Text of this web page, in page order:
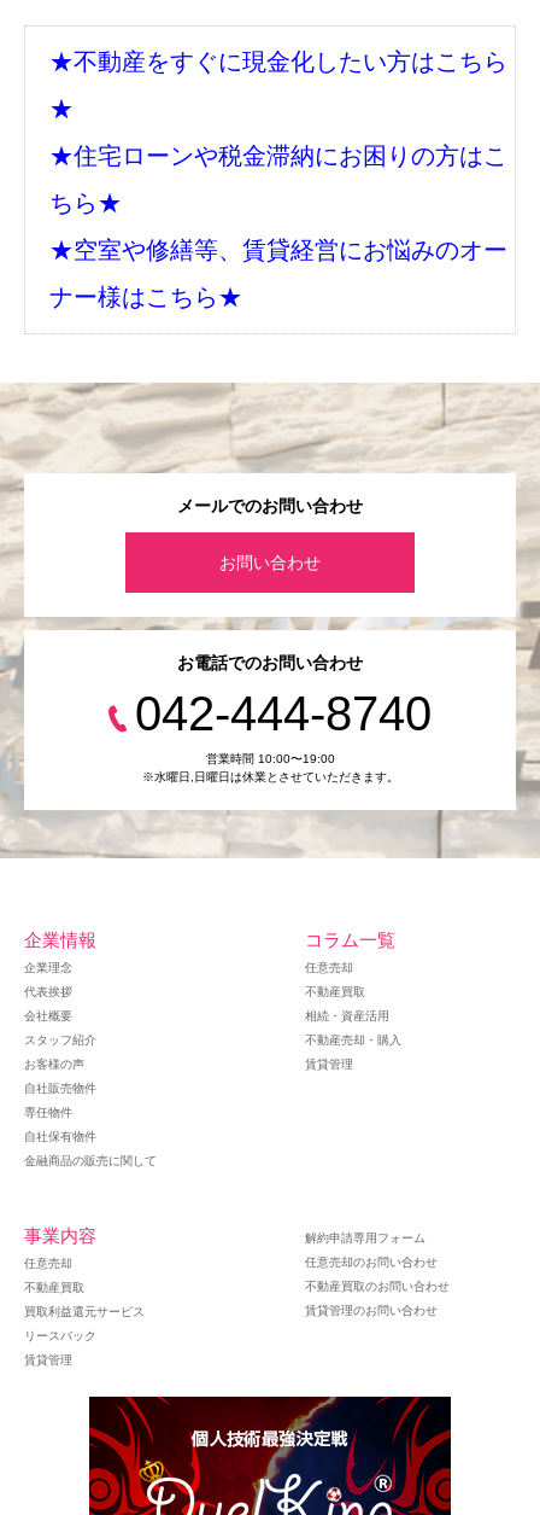
★不動産をすぐに現金化したい方はこちら
★
★住宅ローンや税金滞納にお困りの方はこ
ちら★
★空室や修繕等、賃貸経営にお悩みのオー
ナー様はこちら★
メールでのお問い合わせ
お問い合わせ
お電話でのお問い合わせ
042-444-8740
営業時間 10:00〜19:00
※水曜日,⽇曜日は休業とさせていただきます。
企業情報
企業理念
代表挨拶
会社概要
スタッフ紹介
お客様の声
自社販売物件
専任物件
自社保有物件
金融商品の販売に関して
コラム一覧
任意売却
不動産買取
相続・資産活用
不動産売却・購入
賃貸管理
事業内容
任意売却
不動産買取
買取利益還元サービス
リースバック
賃貸管理
解約申請専用フォーム
任意売却のお問い合わせ
不動産買取のお問い合わせ
賃貸管理のお問い合わせ